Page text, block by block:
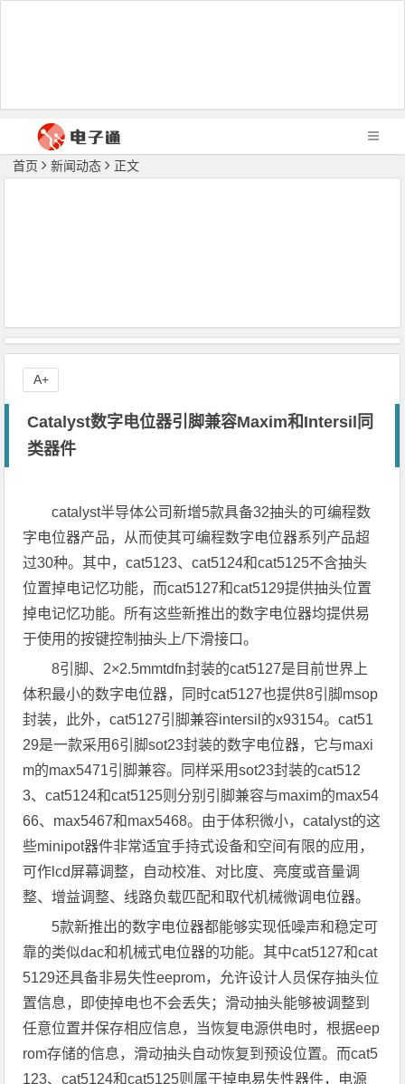
首页 新闻动态 正文
Catalyst数字电位器引脚兼容Maxim和Intersil同
类器件
catalyst半导体公司新增5款具备32抽头的可编程数
字电位器产品，从而使其可编程数字电位器系列产品超
过30种。其中，cat5123、cat5124和cat5125不含抽头
位置掉电记忆功能，而cat5127和cat5129提供抽头位置
掉电记忆功能。所有这些新推出的数字电位器均提供易
于使用的按键控制抽头上/下滑接口。
8引脚、2×2.5mmtdfn封装的cat5127是目前世界上
体积最小的数字电位器，同时cat5127也提供8引脚msop
封装，此外，cat5127引脚兼容intersil的x93154。cat51
29是一款采用6引脚sot23封装的数字电位器，它与maxi
m的max5471引脚兼容。同样采用sot23封装的cat512
3、cat5124和cat5125则分别引脚兼容与maxim的max54
66、max5467和max5468。由于体积微小，catalyst的这
些minipot器件非常适宜手持式设备和空间有限的应用，
可作lcd屏幕调整，自动校准、对比度、亮度或音量调
整、增益调整、线路负载匹配和取代机械微调电位器。
5款新推出的数字电位器都能够实现低噪声和稳定可
靠的类似dac和机械式电位器的功能。其中cat5127和cat
5129还具备非易失性eeprom，允许设计人员保存抽头位
置信息，即使掉电也不会丢失；滑动抽头能够被调整到
任意位置并保存相应信息，当恢复电源供电时，根据eep
rom存储的信息，滑动抽头自动恢复到预设位置。而cat5
123、cat5124和cat5125则属于掉电易失性器件，电源
A+